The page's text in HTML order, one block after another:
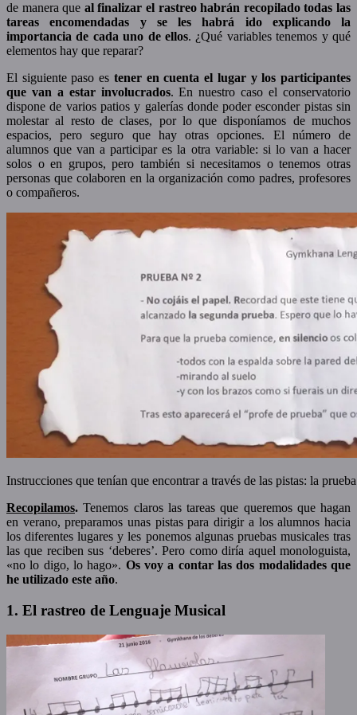
de manera que al finalizar el rastreo habrán recopilado todas las
tareas encomendadas y se les habrá ido explicando la
importancia de cada uno de ellos. ¿Qué variables tenemos y qué
elementos hay que reparar?
El siguiente paso es tener en cuenta el lugar y los participantes
que van a estar involucrados. En nuestro caso el conservatorio
dispone de varios patios y galerías donde poder esconder pistas sin
molestar al resto de clases, por lo que disponíamos de muchos
espacios, pero seguro que hay otras opciones. El número de
alumnos que van a participar es la otra variable: si lo van a hacer
solos o en grupos, pero también si necesitamos o tenemos otras
personas que colaboren en la organización como padres, profesores
o compañeros.
Instrucciones que tenían que encontrar a través de las pistas: la
Recopilamos. Tenemos claros las tareas que queremos que hagan
en verano, preparamos unas pistas para dirigir a los alumnos hacia
los diferentes lugares y les ponemos algunas pruebas musicales tras
las que reciben sus ‘deberes’. Pero como diría aquel monologuista,
«no lo digo, lo hago». Os voy a contar las dos modalidades que
he utilizado este año.
1. El rastreo de Lenguaje Musical